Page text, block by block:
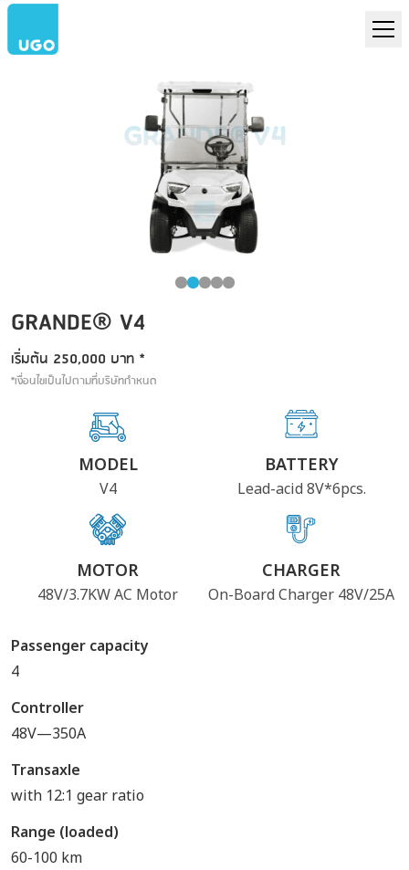
GRANDE® V4
GRANDE® V4
เริ่มต้น 250,000 บาท *
*เงื่อนไขเป็นไปตามที่บริษัทกำหนด
MODEL
V4
BATTERY
Lead-acid 8V*6pcs.
MOTOR
48V/3.7KW AC Motor
CHARGER
On-Board Charger 48V/25A
Passenger capacity
4
Controller
48V—350A
Transaxle
with 12:1 gear ratio
Range (loaded)
60-100 km